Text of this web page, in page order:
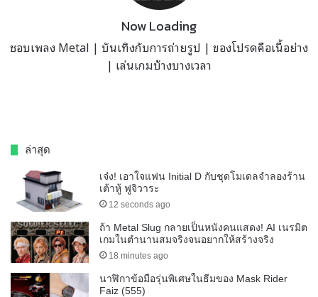
Now Loading
ชอบเพลง Metal | บันเทิงกับการถ่ายรูป | ของโปรดคือเนื้อย่าง
| เล่นเกมบ้างบางเวลา
ล่าสุด
เจ๋ง! เอาใจแฟน Initial D กับชุดโมเดลจำลองร้าน
เต้าหู้ ฟูจิวาระ
12 seconds ago
ถ้า Metal Slug กลายเป็นหนังคนแสดง! AI เนรมิต
เกมในตำนานสมจริงจนอยากให้สร้างจริง
18 minutes ago
นาฬิกาข้อมือรุ่นพิเศษในธีมของ Mask Rider
Faiz (555)